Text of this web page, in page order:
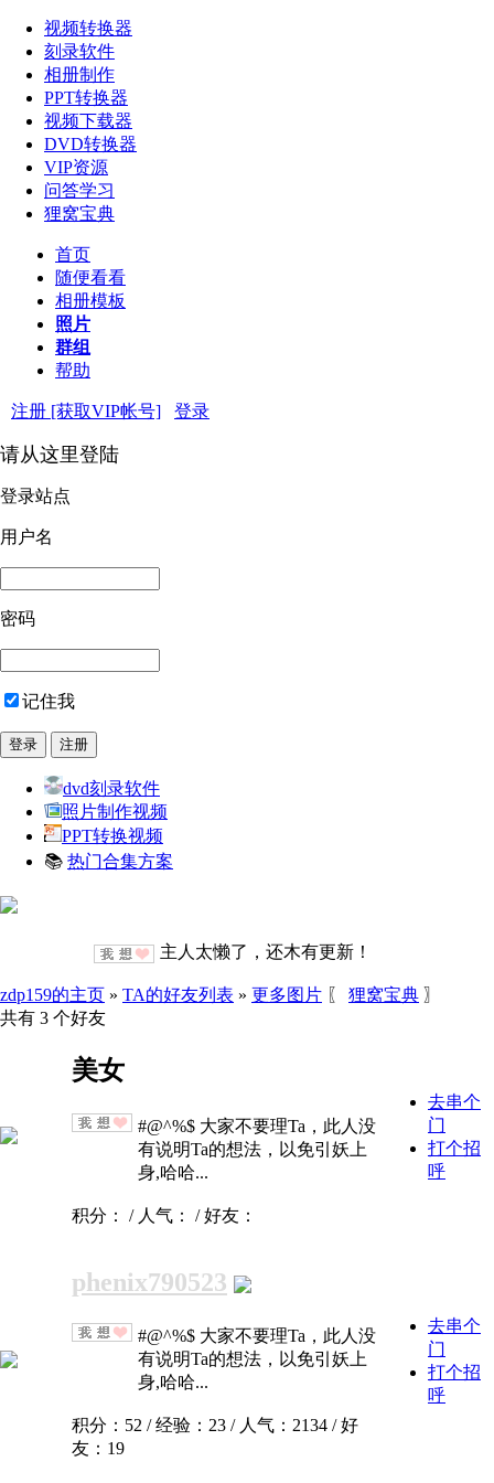
视频转换器
刻录软件
相册制作
PPT转换器
视频下载器
DVD转换器
VIP资源
问答学习
狸窝宝典
首页
随便看看
相册模板
照片
群组
帮助
注册 [获取VIP帐号] 登录
请从这里登陆
登录站点
用户名
密码
记住我
dvd刻录软件
照片制作视频
PPT转换视频
📚 热门合集方案
主人太懒了，还木有更新！
zdp159的主页 » TA的好友列表 » 更多图片 〖 狸窝宝典 〗
共有 3 个好友
美女
#@^%$ 大家不要理Ta，此人没
有说明Ta的想法，以免引妖上
身,哈哈...
积分： / 人气： / 好友：
去串个
门
打个招
呼
phenix790523
#@^%$ 大家不要理Ta，此人没
有说明Ta的想法，以免引妖上
身,哈哈...
积分：52 / 经验：23 / 人气：2134 / 好
友：19
去串个
门
打个招
呼